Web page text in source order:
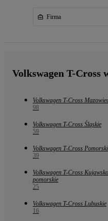
Firma
Volkswagen T-Cross
Volkswagen T-Cross
98
Volkswagen T-Cross Śląskie
59
Volkswagen T-Cross
39
Volkswagen T-Cross
pomorskie
25
Volkswagen T-Cross Lubuskie
16